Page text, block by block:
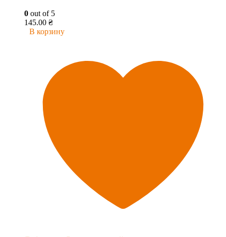
0 out of 5
145.00 ₴
В корзину